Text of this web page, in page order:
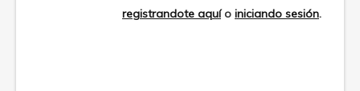
registrandote aquío iniciando sesión.